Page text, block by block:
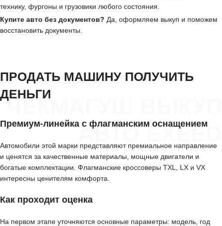
технику, фургоны и грузовики любого состояния.
Купите авто без документов? Да, оформляем выкуп и поможем
восстановить документы.
ЧЕКМАГУШ ВЫКУП
АВТО EXEED
ПРОДАТЬ МАШИНУ ПОЛУЧИТЬ
ДЕНЬГИ
Премиум-линейка с флагманским оснащением
Автомобили этой марки представляют премиальное направление
и ценятся за качественные материалы, мощные двигатели и
богатые комплектации. Флагманские кроссоверы TXL, LX и VX
интересны ценителям комфорта.
Как проходит оценка
На первом этапе уточняются основные параметры: модель, год